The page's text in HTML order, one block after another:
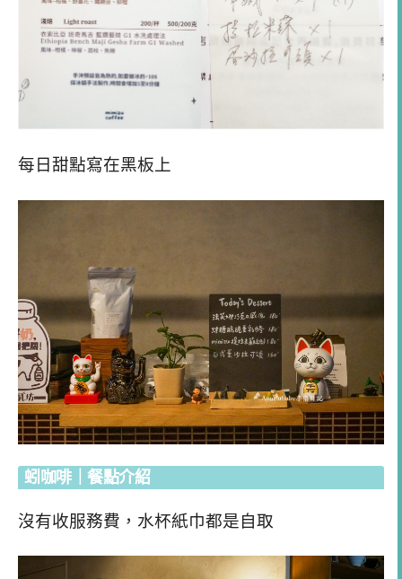
每日甜點寫在黑板上
蚓咖啡｜餐點介紹
沒有收服務費，水杯紙巾都是自取